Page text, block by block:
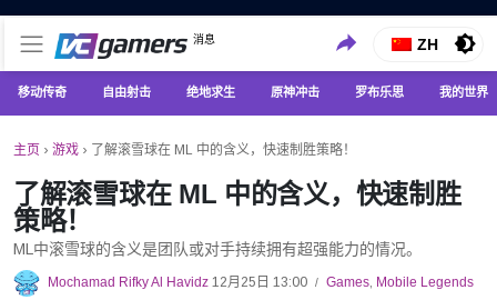
VC游戏新闻
消息
仅在 VCGamers 获取最新的游戏新闻
ZH
移动传奇 自由射击 绝地求生 原神冲击 罗布乐思 我的世界
主页 › 游戏 › 了解滚雪球在 ML 中的含义，快速制胜策略！
了解滚雪球在 ML 中的含义，快速制胜
策略！
ML中滚雪球的含义是团队或对手持续拥有超强能力的情况。
Mochamad Rifky Al Havidz 12月25日 13:00 / Games, Mobile Legends